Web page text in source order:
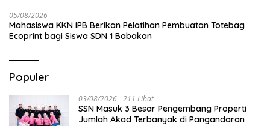
05/08/2026
Mahasiswa KKN IPB Berikan Pelatihan Pembuatan Totebag
Ecoprint bagi Siswa SDN 1 Babakan
Populer
03/08/2026 211 Lihat
SSN Masuk 3 Besar Pengembang Properti
Jumlah Akad Terbanyak di Pangandaran